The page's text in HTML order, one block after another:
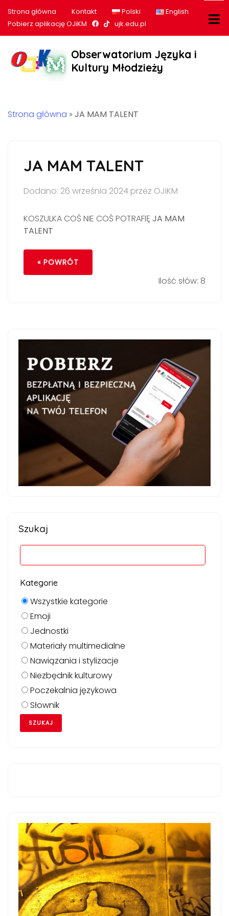
Strona główna Kontakt Polski
English
Pobierz aplikację OJiKM
Nasz profil na Facebook
Nasz profil na tiktok
ujk.edu.pl
Obserwatorium Języka i
Kultury Młodzieży
Strona główna » JA MAM TALENT
JA MAM TALENT
Dodano: 26 września 2024 przez OJiKM
KOSZULKA COŚ NIE COŚ POTRAFIĘ JA MAM
TALENT
« POWRÓT
Ilość słów: 8
Szukaj
Kategorie
Wszystkie kategorie
Emoji
Jednostki
Materiały multimedialne
Nawiązania i stylizacje
Niezbędnik kulturowy
Poczekalnia językowa
Słownik